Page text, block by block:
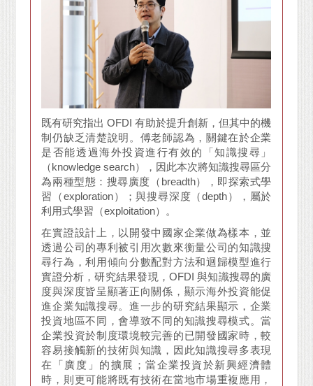
既有研究指出 OFDI 有助於提升創新，但其中的機
制仍缺乏清楚說明。傅老師認為，關鍵在於企業
是否能透過海外投資進行有效的「知識搜尋」
（knowledge search），因此本次將知識搜尋區分
為兩種型態：搜尋廣度（breadth），即探索式學
習（exploration）；與搜尋深度（depth），屬於
利用式學習（exploitation）。
在實證設計上，以開發中國家企業做為樣本，並
透過公司的專利被引用次數來衡量公司的知識搜
尋行為，利用傾向分數配對方法和迴歸模型進行
實證分析，研究結果發現，OFDI 與知識搜尋的廣
度與深度皆呈顯著正向關係，顯示海外投資能促
進企業知識搜尋。進一步的研究結果顯示，企業
投資地區不同，會導致不同的知識搜尋模式。當
企業投資於制度環境較完善的已開發國家時，較
容易接觸新的技術與知識，因此知識搜尋多表現
在「廣度」的擴展；當企業投資於新興經濟體
時，則更可能將既有技術在當地市場重複應用，